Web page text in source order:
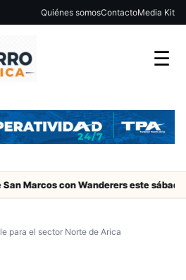
Quiénes somosContactoMedia Kit
☰
con Wanderers este sábado a las
para el sector Norte de Arica